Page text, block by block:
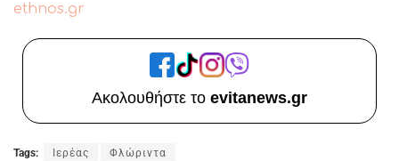
ethnos.gr
Ακολουθήστε το evitanews.gr
Tags: Ιερέας Φλώριντα